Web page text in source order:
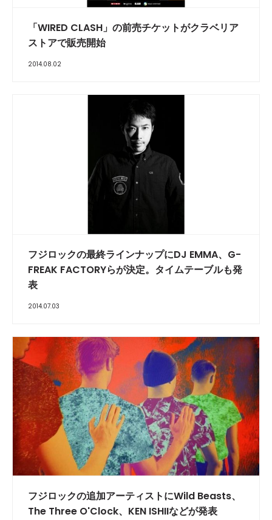
「WIRED CLASH」の前売チケットがクラベリア
ストアで販売開始
2014.08.02
フジロックの最終ラインナップにDJ EMMA、G-
FREAK FACTORYらが決定。タイムテーブルも発
表
2014.07.03
フジロックの追加アーティストにWild Beasts、
The Three O'Clock、KEN ISHIIなどが発表